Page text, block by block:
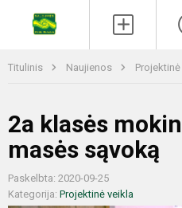
Titulinis Naujienos
2a klasės
masės sąvoką
Paskelbta: 2020-09-25
Kategorija: Projektinė veikla